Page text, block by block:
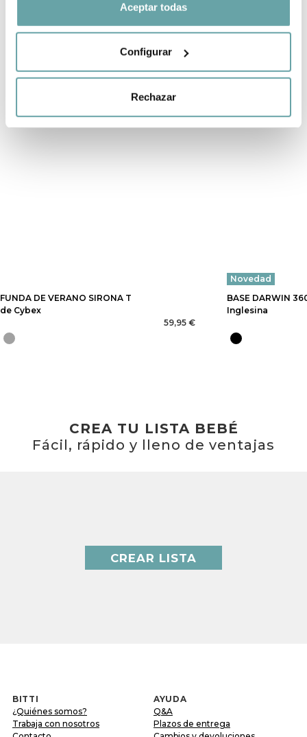
Aceptar todas
Configurar
Rechazar
FUNDA DE VERANO SIRONA T
de Cybex
59,95 €
Novedad
BASE DARWIN
Inglesina
CREA TU LISTA BEBÉ
Fácil, rápido y lleno de ventajas
CREAR LISTA
BITTI
¿Quiénes somos?
Trabaja con nosotros
AYUDA
Q&A
Plazos de entrega